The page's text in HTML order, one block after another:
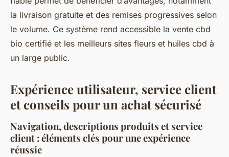
la livraison gratuite et des remises progressives selon
le volume. Ce système rend accessible la vente cbd
bio certifié et les meilleurs sites fleurs et huiles cbd à
un large public.
Expérience utilisateur, service client
et conseils pour un achat sécurisé
Navigation, descriptions produits et service
client : éléments clés pour une expérience
réussie